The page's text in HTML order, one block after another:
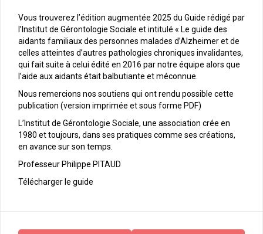
Vous trouverez l’édition augmentée 2025 du Guide rédigé par
l’Institut de Gérontologie Sociale et intitulé « Le guide des
aidants familiaux des personnes malades d’Alzheimer et de
celles atteintes d’autres pathologies chroniques invalidantes,
qui fait suite à celui édité en 2016 par notre équipe alors que
l’aide aux aidants était balbutiante et méconnue.
Nous remercions nos soutiens qui ont rendu possible cette
publication (version imprimée et sous forme PDF)
L’Institut de Gérontologie Sociale, une association crée en
1980 et toujours, dans ses pratiques comme ses créations,
en avance sur son temps.
Professeur Philippe PITAUD
Télécharger le guide